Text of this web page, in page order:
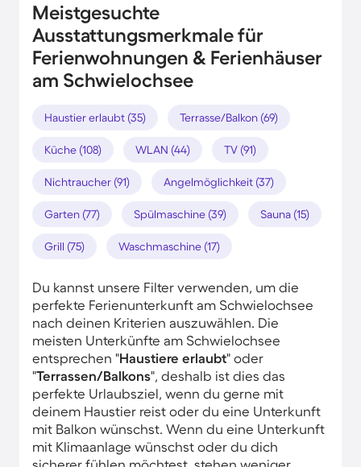
Meistgesuchte
Ausstattungsmerkmale für
Ferienwohnungen & Ferienhäuser
am Schwielochsee
Haustier erlaubt (35) Terrasse/Balkon (69)
Küche (108) WLAN (44) TV (91)
Nichtraucher (91) Angelmöglichkeit (37)
Garten (77) Spülmaschine (39) Sauna (15)
Grill (75) Waschmaschine (17)
Du kannst unsere Filter verwenden, um die
perfekte Ferienunterkunft am Schwielochsee
nach deinen Kriterien auszuwählen. Die
meisten Unterkünfte am Schwielochsee
entsprechen "Haustiere erlaubt" oder
"Terrassen/Balkons", deshalb ist dies das
perfekte Urlaubsziel, wenn du gerne mit
deinem Haustier reist oder du eine Unterkunft
mit Balkon wünschst. Wenn du eine Unterkunft
mit Klimaanlage wünschst oder du dich